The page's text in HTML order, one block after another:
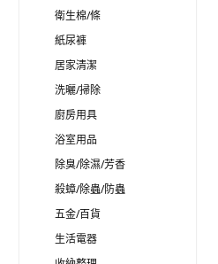
衛生棉/條
紙尿褲
居家清潔
洗曬/掃除
廚房用具
浴室用品
除臭/除濕/芳香
殺蟑/除蟲/防蟲
五金/百貨
生活電器